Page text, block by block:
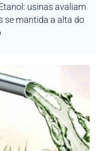
usinas avaliam
se mantida a alta do